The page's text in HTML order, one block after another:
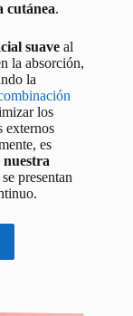
cutánea.
suave al
la absorción,
la
los
externos
es
nuestra
presentan